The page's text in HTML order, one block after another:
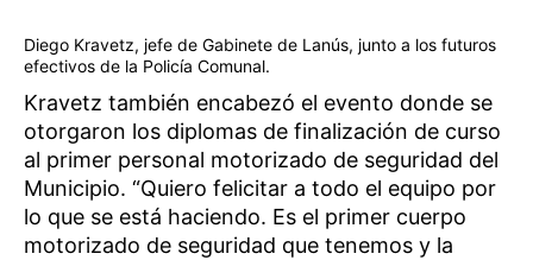
Diego Kravetz, jefe de Gabinete de Lanús, junto a los futuros
efectivos de la Policía Comunal.
Kravetz también encabezó el evento donde se
otorgaron los diplomas de finalización de curso
al primer personal motorizado de seguridad del
Municipio. “Quiero felicitar a todo el equipo por
lo que se está haciendo. Es el primer cuerpo
motorizado de seguridad que tenemos y la